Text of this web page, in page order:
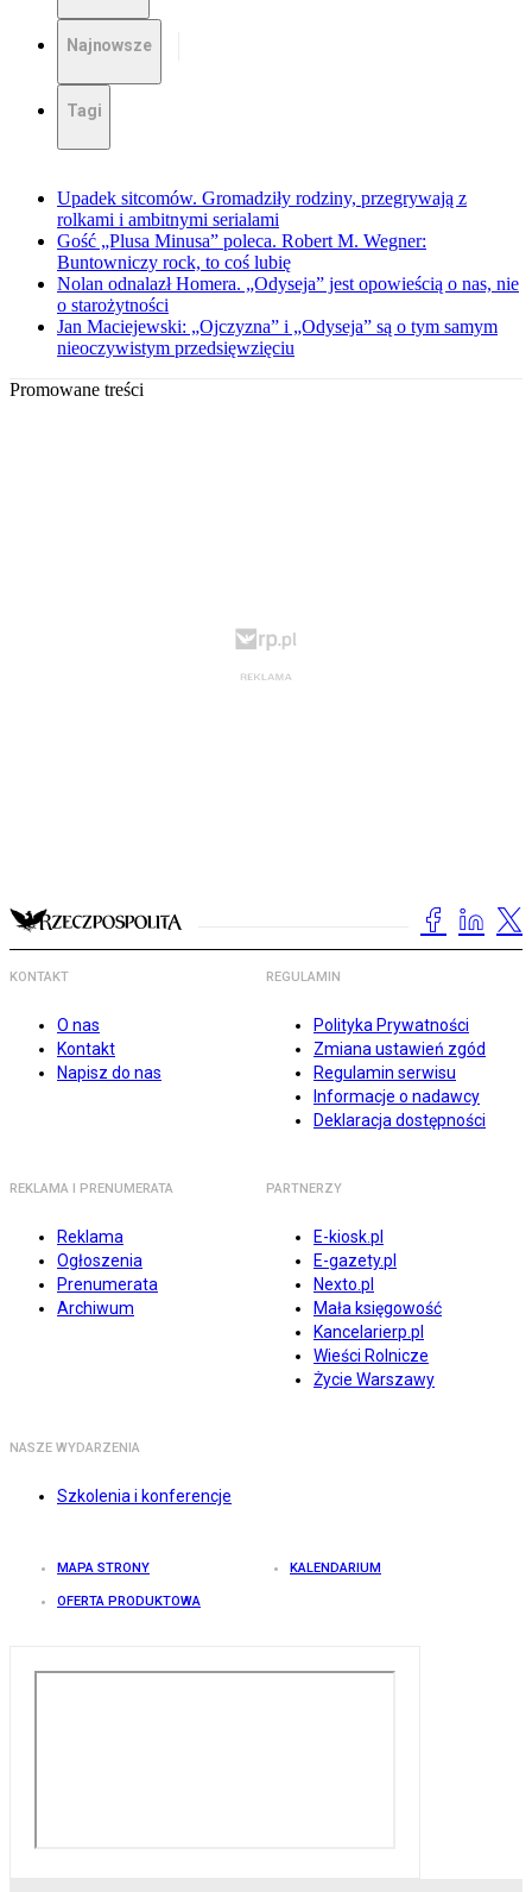
Najnowsze
Tagi
Upadek sitcomów. Gromadziły rodziny, przegrywają z
rolkami i ambitnymi serialami
Gość „Plusa Minusa” poleca. Robert M. Wegner:
Buntowniczy rock, to coś lubię
Nolan odnalazł Homera. „Odyseja” jest opowieścią o nas, nie
o starożytności
Jan Maciejewski: „Ojczyzna” i „Odyseja” są o tym samym
nieoczywistym przedsięwzięciu
Promowane treści
KONTAKT
O nas
Kontakt
Napisz do nas
REGULAMIN
Polityka Prywatności
Zmiana ustawień zgód
Regulamin serwisu
Informacje o nadawcy
Deklaracja dostępności
REKLAMA I PRENUMERATA
Reklama
Ogłoszenia
Prenumerata
Archiwum
PARTNERZY
E-kiosk.pl
E-gazety.pl
Nexto.pl
Mała księgowość
Kancelarierp.pl
Wieści Rolnicze
Życie Warszawy
NASZE WYDARZENIA
Szkolenia i konferencje
MAPA STRONY KALENDARIUM
OFERTA PRODUKTOWA